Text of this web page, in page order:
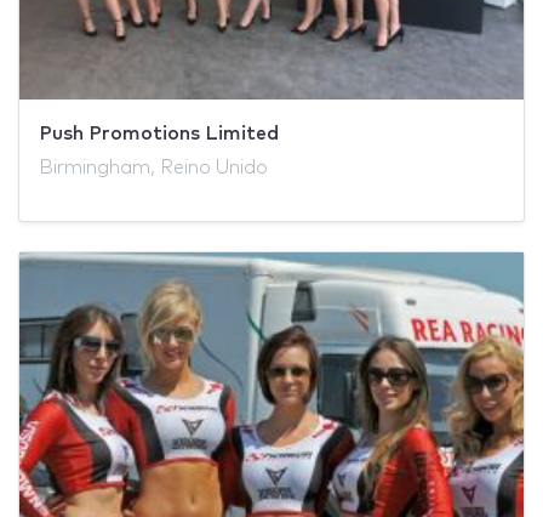
Push Promotions Limited
Birmingham, Reino Unido